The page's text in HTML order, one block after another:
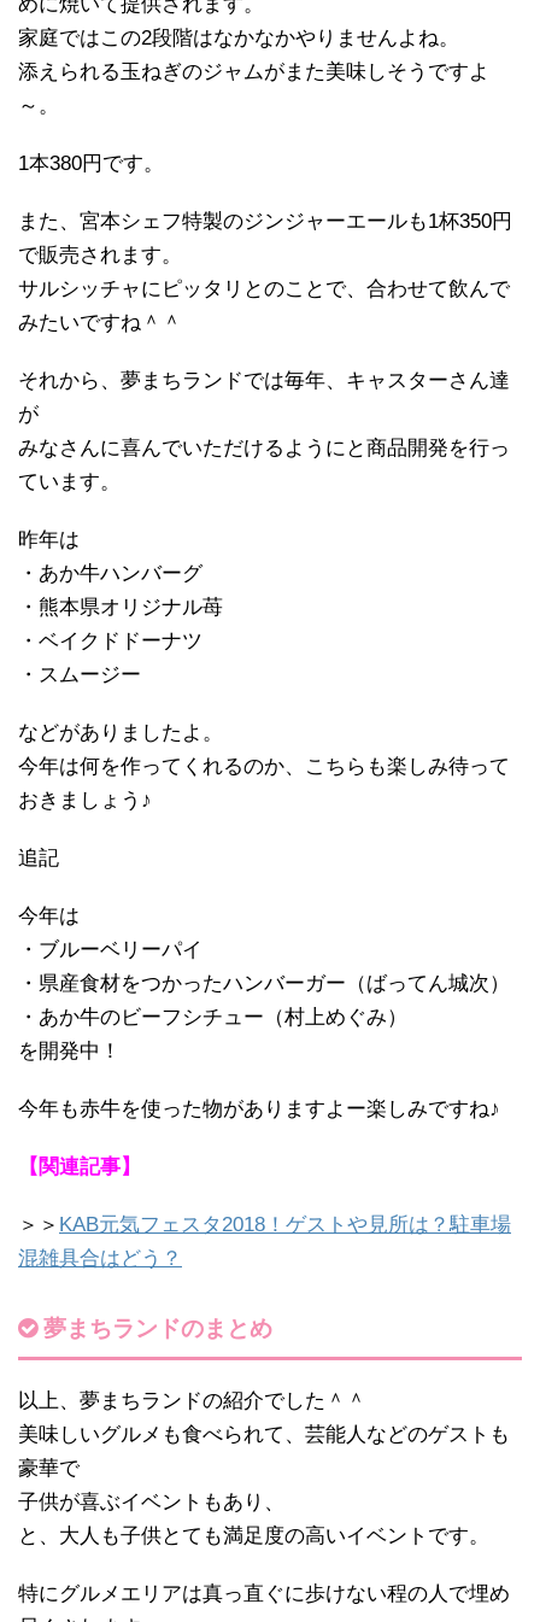
家庭ではこの2段階はなかなかやりませんよね。
添えられる玉ねぎのジャムがまた美味しそうですよ
～。
1本380円です。
また、宮本シェフ特製のジンジャーエールも1杯350円
で販売されます。
サルシッチャにピッタリとのことで、合わせて飲んで
みたいですね＾＾
それから、夢まちランドでは毎年、キャスターさん達
が
みなさんに喜んでいただけるようにと商品開発を行っ
ています。
昨年は
・あか牛ハンバーグ
・熊本県オリジナル苺
・ベイクドドーナツ
・スムージー
などがありましたよ。
今年は何を作ってくれるのか、こちらも楽しみ待って
おきましょう♪
追記
今年は
・ブルーベリーパイ
・県産食材をつかったハンバーガー（ばってん城次）
・あか牛のビーフシチュー（村上めぐみ）
を開発中！
今年も赤牛を使った物がありますよー楽しみですね♪
【関連記事】
＞＞ KAB元気フェスタ2018！ゲストや見所は？駐車場
混雑具合はどう？
夢まちランドのまとめ
以上、夢まちランドの紹介でした＾＾
美味しいグルメも食べられて、芸能人などのゲストも
豪華で
子供が喜ぶイベントもあり、
と、大人も子供とても満足度の高いイベントです。
特にグルメエリアは真っ直ぐに歩けない程の人で埋め